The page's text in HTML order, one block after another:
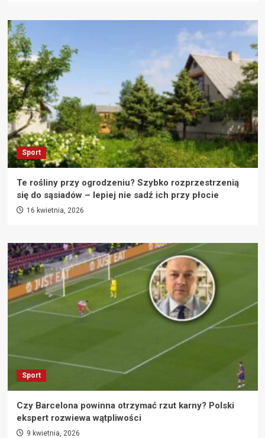
Sport
Te rośliny przy ogrodzeniu? Szybko rozprzestrzenią
się do sąsiadów – lepiej nie sadź ich przy płocie
16 kwietnia, 2026
Sport
Czy Barcelona powinna otrzymać rzut karny? Polski
ekspert rozwiewa wątpliwości
9 kwietnia, 2026